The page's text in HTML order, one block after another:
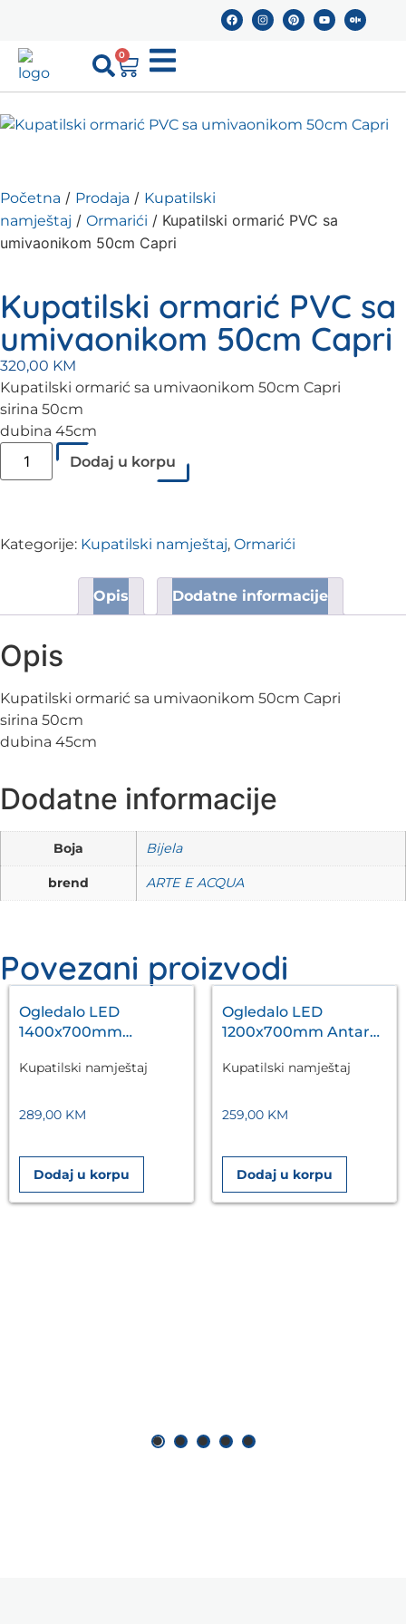
0
Početna / Prodaja / Kupatilski
namještaj / Ormarići / Kupatilski ormarić PVC sa
umivaonikom 50cm Capri
Kupatilski ormarić PVC sa
umivaonikom 50cm Capri
320,00 KM
Kupatilski ormarić sa umivaonikom 50cm Capri
sirina 50cm
dubina 45cm
Dodaj u korpu
Kategorije: Kupatilski namještaj, Ormarići
Opis Dodatne informacije
Opis
Kupatilski ormarić sa umivaonikom 50cm Capri
sirina 50cm
dubina 45cm
Dodatne informacije
Boja Bijela
brend ARTE E ACQUA
Povezani proizvodi
Ogledalo LED
1400x700mm
Kupatilski namještaj
289,00 KM
Dodaj u korpu
Ogledalo LED
1200x700mm Antares
Kupatilski namještaj
259,00 KM
Dodaj u korpu